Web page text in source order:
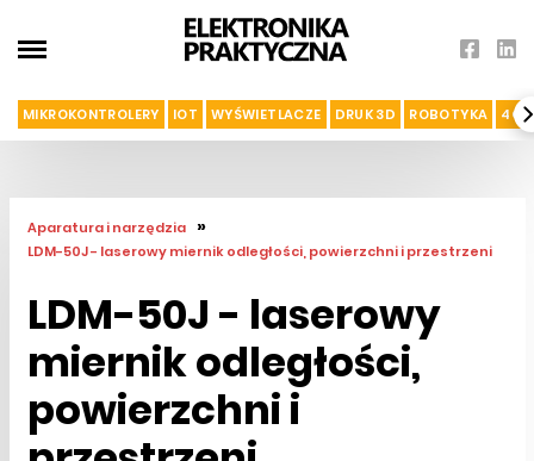
MIKROKONTROLERY IOT WYŚWIETLACZE DRUK 3D ROBOTYKA 4G I
Aparatura i narzędzia »
LDM-50J - laserowy miernik odległości, powierzchni i przestrzeni
LDM-50J - laserowy
miernik odległości,
powierzchni i